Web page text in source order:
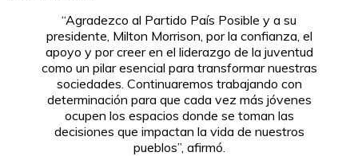
“Agradezco al Partido País Posible y a su
presidente, Milton Morrison, por la confianza, el
apoyo y por creer en el liderazgo de la juventud
como un pilar esencial para transformar nuestras
sociedades. Continuaremos trabajando con
determinación para que cada vez más jóvenes
ocupen los espacios donde se toman las
decisiones que impactan la vida de nuestros
pueblos”, afirmó.